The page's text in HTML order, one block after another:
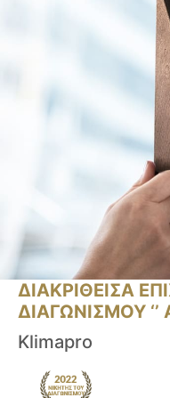
ΔΙΑΚΡΙΘΕΙΣΑ
ΔΙΑΓΩΝΙΣΜΟΥ ‘’
Klimapro